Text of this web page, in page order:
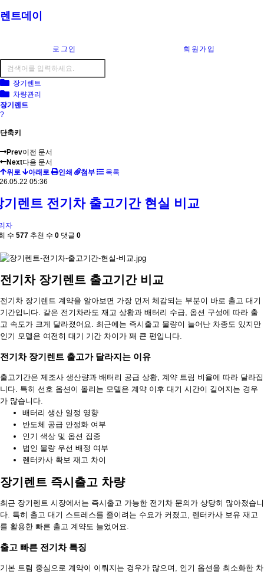
렌트데이
로그인 회원가입
장기렌트
차량관리
장기렌트
?
단축키
Prev이전 문서
Next다음 문서
위로
아래로 인쇄 첨부
목록
05:36
기렌트 전기차 출고기간 현실 비교
자
수 577 추천 수 0 댓글 0
전기차 장기렌트 출고기간 비교
전기차 장기렌트 계약을 알아보면 가장 먼저 체감되는 부분이 바로 출고 대기
기간입니다. 같은 전기차라도 재고 상황과 배터리 수급, 옵션 구성에 따라 출
고 속도가 크게 달라졌어요. 최근에는 즉시출고 물량이 늘어난 차종도 있지만
인기 모델은 여전히 대기 기간 차이가 꽤 큰 편입니다.
전기차 장기렌트 출고가 달라지는 이유
출고기간은 제조사 생산량과 배터리 공급 상황, 계약 트림 비율에 따라 달라집
니다. 특히 선호 옵션이 몰리는 모델은 계약 이후 대기 시간이 길어지는 경우
가 많습니다.
배터리 생산 일정 영향
반도체 공급 안정화 여부
인기 색상 및 옵션 집중
법인 물량 우선 배정 여부
렌터카사 확보 재고 차이
장기렌트 즉시출고 차량
최근 장기렌트 시장에서는 즉시출고 가능한 전기차 문의가 상당히 많아졌습니
다. 특히 출고 대기 스트레스를 줄이려는 수요가 커졌고, 렌터카사 보유 재고
를 활용한 빠른 출고 계약도 늘었어요.
출고 빠른 전기차 특징
기본 트림 중심으로 계약이 이뤄지는 경우가 많으며, 인기 옵션을 최소화한 차